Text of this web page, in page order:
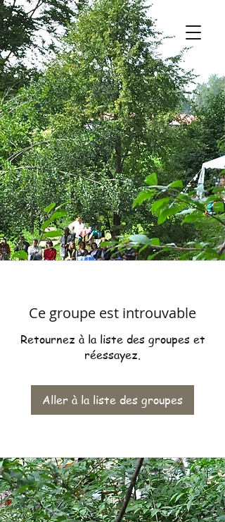
Ce groupe est introuvable
Retournez à la liste des groupes et
réessayez.
Aller à la liste des groupes